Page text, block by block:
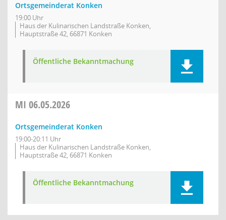
Ortsgemeinderat Konken
19:00 Uhr
Haus der Kulinarischen Landstraße Konken,
Hauptstraße 42, 66871 Konken
Öffentliche Bekanntmachung
MI 06.05.2026
Ortsgemeinderat Konken
19:00-20:11 Uhr
Haus der Kulinarischen Landstraße Konken,
Hauptstraße 42, 66871 Konken
Öffentliche Bekanntmachung